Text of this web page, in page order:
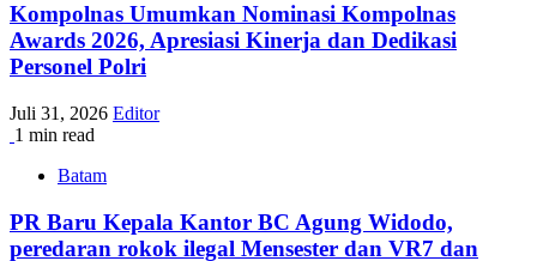
Kompolnas Umumkan Nominasi Kompolnas
Awards 2026, Apresiasi Kinerja dan Dedikasi
Personel Polri
Juli 31, 2026 Editor
1 min read
Batam
PR Baru Kepala Kantor BC Agung Widodo,
peredaran rokok ilegal Mensester dan VR7 dan